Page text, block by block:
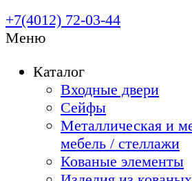
+7(4012) 72-03-44
Меню
Каталог
Входные двери
Сейфы
Металлическая и
мебель / стеллажи
Кованые элементы